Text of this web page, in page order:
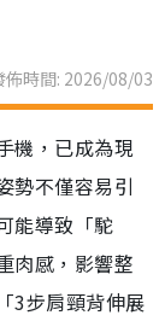
佈時間: 2026/08/03
機，已成為現
勢不僅容易引
能導致「駝
肉感，影響整
3步肩頸背伸展